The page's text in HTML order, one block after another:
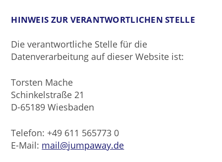
HINWEIS ZUR VERANTWORTLICHEN STELLE
Die verantwortliche Stelle für die
Datenverarbeitung auf dieser Website ist:
Torsten Mache
Schinkelstraße 21
D-65189 Wiesbaden
Telefon: +49 611 565773 0
E-Mail: mail@jumpaway.de